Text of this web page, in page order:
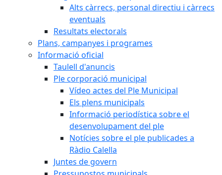
Alts càrrecs, personal directiu i càrrecs
eventuals
Resultats electorals
Plans, campanyes i programes
Informació oficial
Taulell d'anuncis
Ple corporació municipal
Vídeo actes del Ple Municipal
Els plens municipals
Informació periodística sobre el
desenvolupament del ple
Notícies sobre el ple publicades a
Ràdio Calella
Juntes de govern